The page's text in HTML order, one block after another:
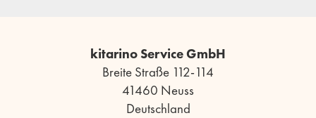
kitarino Service GmbH
Breite Straße 112-114
41460 Neuss
Deutschland